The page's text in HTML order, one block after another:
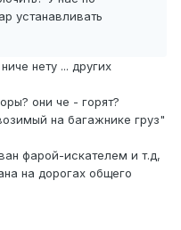
устанавливать
нету ... других
они че - горят?
на багажнике груз"
фарой-искателем и т.д,
на дорогах общего